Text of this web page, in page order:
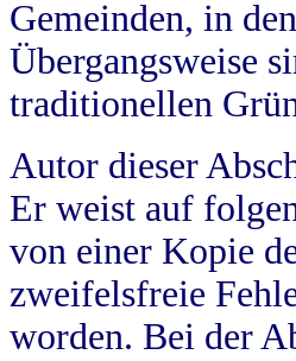
Gemeinden, in
Übergangsweise
traditionellen
Autor dieser
Er weist auf
von einer Kopie
zweifelsfreie
worden. Bei der